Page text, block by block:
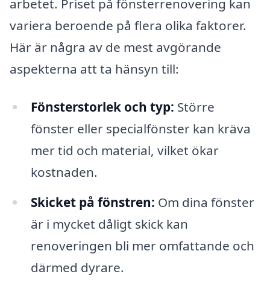
arbetet. Priset på fönsterrenovering kan
variera beroende på flera olika faktorer.
Här är några av de mest avgörande
aspekterna att ta hänsyn till:
Fönsterstorlek och typ: Större
fönster eller specialfönster kan kräva
mer tid och material, vilket ökar
kostnaden.
Skicket på fönstren: Om dina fönster
är i mycket dåligt skick kan
renoveringen bli mer omfattande och
därmed dyrare.